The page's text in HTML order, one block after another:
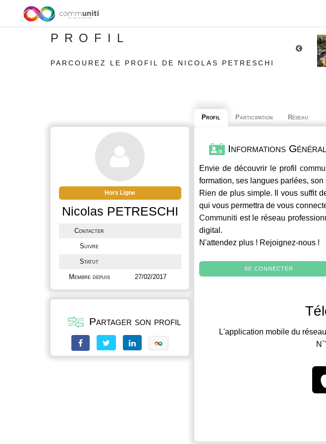
PROFIL
PARCOUREZ LE PROFIL DE NICOLAS PETRESCHI
Hors Ligne
Nicolas PETRESCHI
Contacter
Suivre
Statut
Membre depuis 27/02/2017
Partager son profil
Profil Participation Réseau
Informations
Envie de découvrir le profil
formation, ses langues parlées,
Rien de plus simple. Il vous suffit
qui vous permettra de vous
Communiti est le réseau
digital.
N'attendez plus ! Rejoignez-nous !
SE CONNECTER
L'application mobile du